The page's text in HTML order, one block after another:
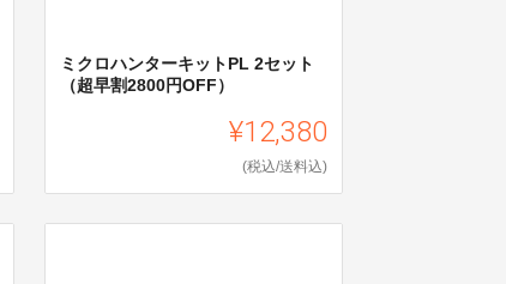
ミクロハンターキットPL 2セット
（超早割2800円OFF）
¥12,380
(税込/送料込)